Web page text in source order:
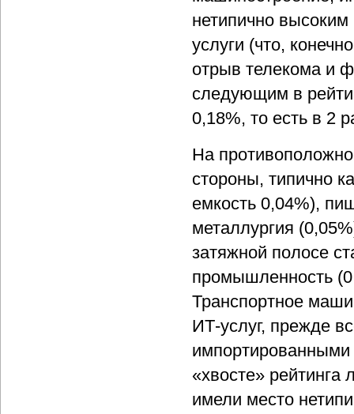
нетипично
услуги (что,
отрыв телекома и
следующим в
0,18%, то есть в 2
На
стороны, типично
емкость 0,04%),
металлургия
затяжной полосе
промышленность
Транспортное
ИТ-услуг, прежде
импортированными
«хвосте»
имели место